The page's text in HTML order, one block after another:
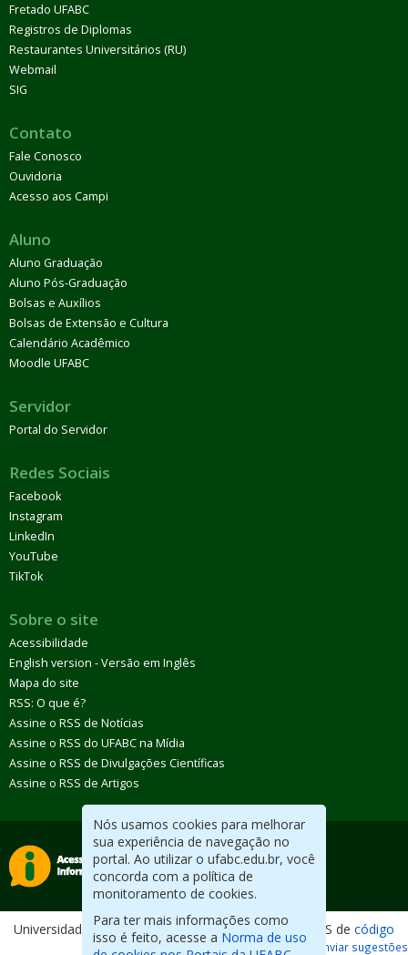
Nós usamos cookies para melhorar
sua experiência de navegação no
portal. Ao utilizar o ufabc.edu.br, você
concorda com a política de
monitoramento de cookies.
Para ter mais informações como
isso é feito, acesse a Norma de uso
Fretado UFABC
Registros de Diplomas
Restaurantes Universitários (RU)
Webmail
SIG
Contato
Fale Conosco
Ouvidoria
Acesso aos Campi
Aluno
Aluno Graduação
Aluno Pós-Graduação
Bolsas e Auxílios
Bolsas de Extensão e Cultura
Calendário Acadêmico
Moodle UFABC
Servidor
Portal do Servidor
Redes Sociais
Facebook
Instagram
LinkedIn
YouTube
TikTok
Sobre o site
Acessibilidade
English version - Versão em Inglês
Mapa do site
RSS: O que é?
Assine o RSS de Notícias
Assine o RSS do UFABC na Mídia
Assine o RSS de Divulgações Científicas
Assine o RSS de Artigos
Universidade Federal do ABC. Desenvolvido com CMS de código
aberto. Reportar erros / Enviar sugestões